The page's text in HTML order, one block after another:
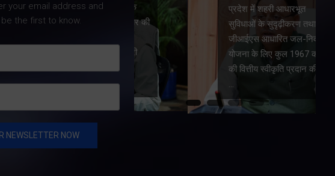
your email address and
the first to know.
पुष्कर सिंह धामी के
नेतृत्व एवं राज्य सरकार की
रूप से संचालित…
प्रदेश में शहरी आधारभूत
सुविधाओं के सुदृढ़ीकरण तथा
जीआईएस आधारित जल-निकासी
योजना के लिए कुल 1967 करोड़
की वित्तीय स्वीकृति प्रदान की है।
…